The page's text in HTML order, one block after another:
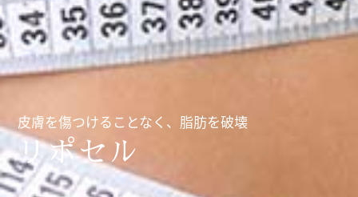
皮膚を傷つけることなく、脂肪を破壊
リポセル